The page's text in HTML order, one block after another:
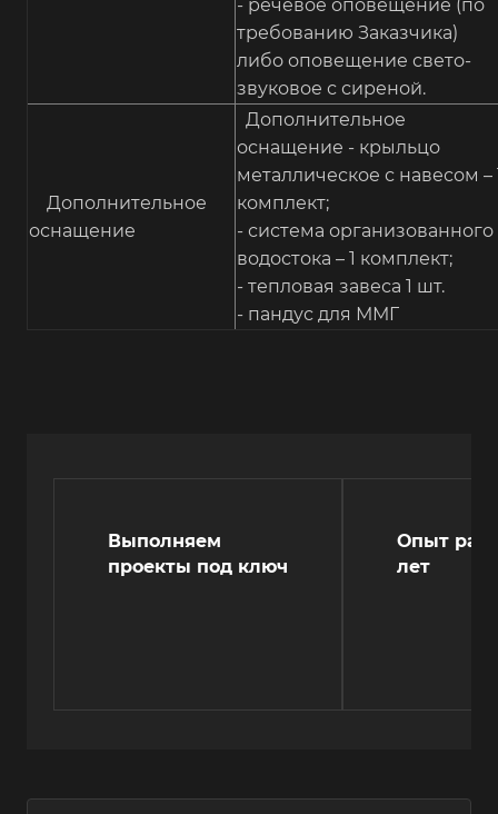
- речевое оповещение (по
требованию Заказчика)
либо оповещение свето-
звуковое с сиреной.
Дополнительное
оснащение
Дополнительное
оснащение - крыльцо
металлическое с навесом –
комплект;
- система организованного
водостока – 1 комплект;
- тепловая завеса 1 шт.
- пандус для ММГ
Выполняем
проекты под ключ
Опыт
лет